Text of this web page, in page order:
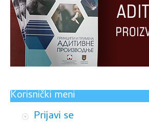
Korisnički meni
Prijavi se